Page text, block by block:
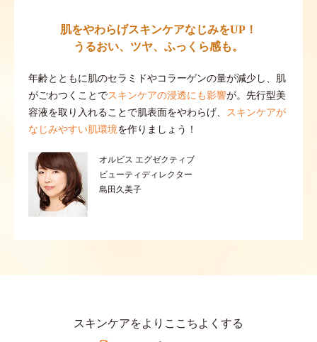
肌をやわらげスキンケアなじみをUP！
うるおい、ツヤ、ふっくら感も。
年齢とともに肌のセラミドやコラーゲンの量が減少し、肌
がごわつくことでスキンケアの浸透にも影響が。先行型美
容液を取り入れることで肌表面をやわらげ、 スキンケアが
なじみやすい肌環境を作りましょう！
オルビス エグゼクティブ
ビューティディレクター
島田久美子
スキンケアをよりここちよくする